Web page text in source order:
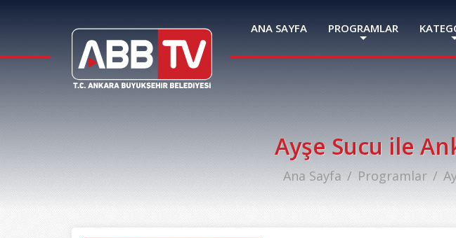
ANA SAYFA PROGRAMLAR
Ayşe Sucu ile
Ana Sayfa Programlar